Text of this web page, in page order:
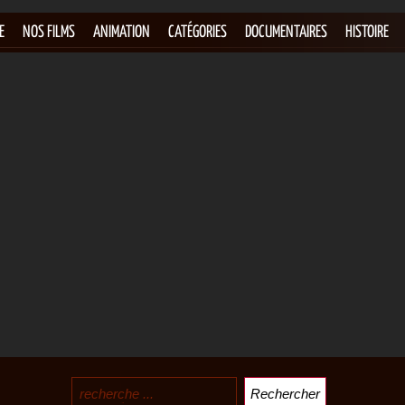
NOS FILMS ANIMATION CATÉGORIES DOCUMENTAIRES HISTOIRE